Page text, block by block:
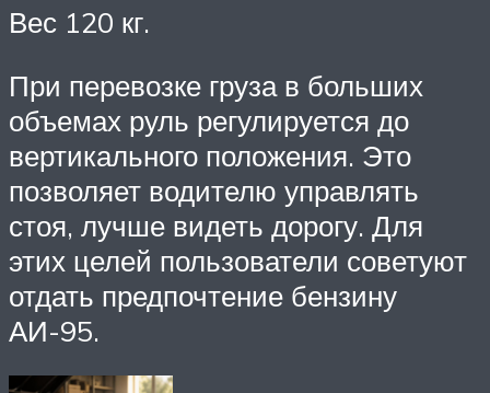
Вес 120 кг.
При перевозке груза в больших
объемах руль регулируется до
вертикального положения. Это
позволяет водителю управлять
стоя, лучше видеть дорогу. Для
этих целей пользователи советуют
отдать предпочтение бензину
АИ-95.